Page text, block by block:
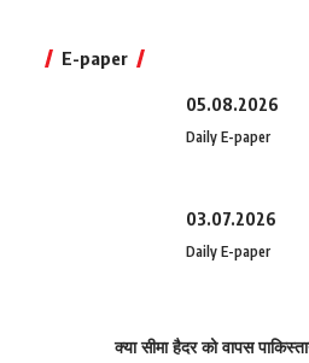
E-paper
05.08.2026
Daily E-paper
03.07.2026
Daily E-paper
क्या सीमा हैदर को वापस